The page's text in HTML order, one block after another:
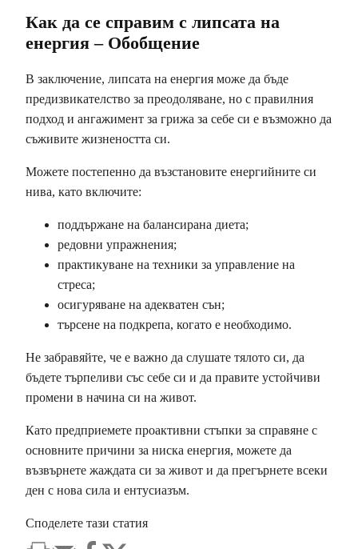
Как да се справим с липсата на
енергия – Обобщение
В заключение, липсата на енергия може да бъде
предизвикателство за преодоляване, но с правилния
подход и ангажимент за грижа за себе си е възможно да
съживите жизнеността си.
Можете постепенно да възстановите енергийните си
нива, като включите:
поддържане на балансирана диета;
редовни упражнения;
практикуване на техники за управление на
стреса;
осигуряване на адекватен сън;
търсене на подкрепа, когато е необходимо.
Не забравяйте, че е важно да слушате тялото си, да
бъдете търпеливи със себе си и да правите устойчиви
промени в начина си на живот.
Като предприемете проактивни стъпки за справяне с
основните причини за ниска енергия, можете да
възвърнете жаждата си за живот и да прегърнете всеки
ден с нова сила и ентусиазъм.
Споделете тази статия